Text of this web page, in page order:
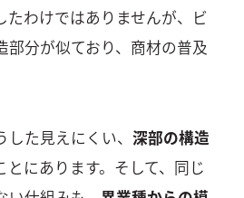
たわけではありませんが、ビ
部分が似ており、商材の普及
た見えにくい、 深部の構造
とにあります。そして、同じ